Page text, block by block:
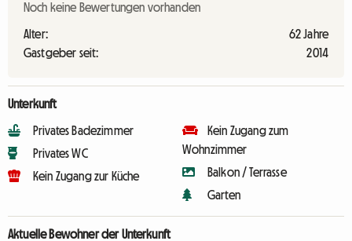
Noch keine Bewertungen vorhanden
Alter:
62 Jahre
Gastgeber seit:
2014
Unterkunft
Privates Badezimmer
Privates WC
Kein Zugang zur Küche
Kein Zugang zum
Wohnzimmer
Balkon / Terrasse
Garten
Aktuelle Bewohner der Unterkunft